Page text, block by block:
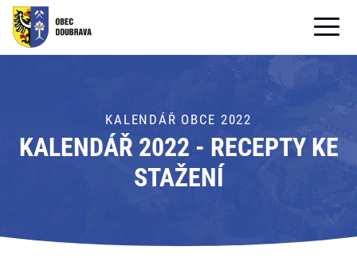
OBECNÍ ÚŘAD
PRO OBČANY
Formuláře ke stažení
PRO TURISTY
KALENDÁŘ OBCE 2022
KALENDÁŘ 2022 - RECEPTY KE
STAŽENÍ